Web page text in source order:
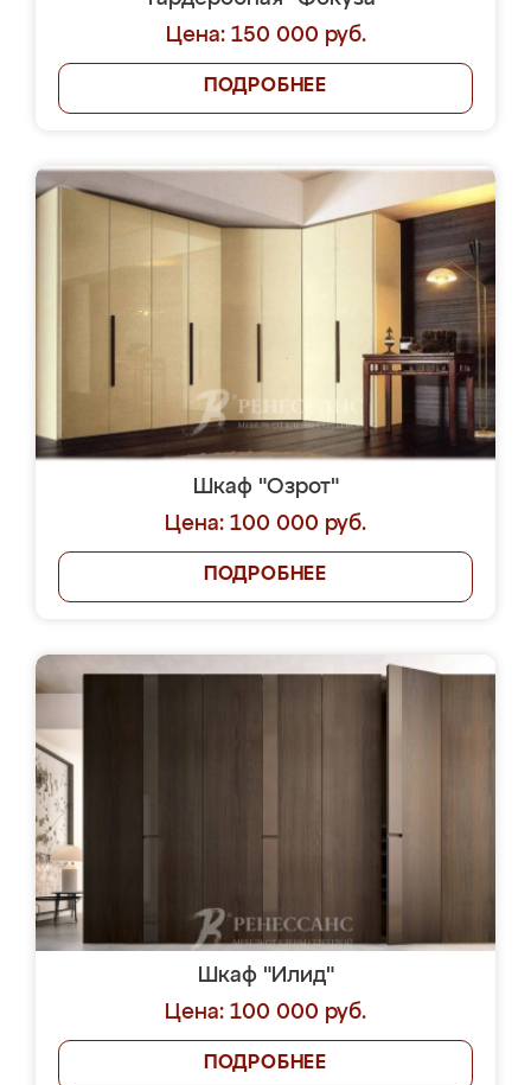
Цена: 150 000 руб.
ПОДРОБНЕЕ
Шкаф "Озрот"
Цена: 100 000 руб.
ПОДРОБНЕЕ
Шкаф "Илид"
Цена: 100 000 руб.
ПОДРОБНЕЕ